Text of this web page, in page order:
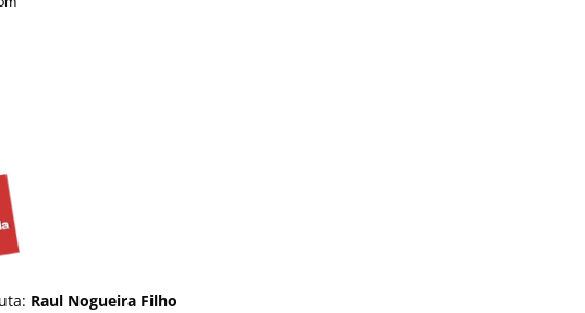
Raul Nogueira Filho